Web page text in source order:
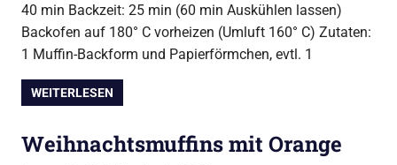
40 min Backzeit: 25 min (60 min Auskühlen lassen)
Backofen auf 180° C vorheizen (Umluft 160° C) Zutaten:
1 Muffin-Backform und Papierförmchen, evtl. 1
WEITERLESEN
Weihnachtsmuffins mit Orange